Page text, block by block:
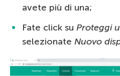
avete più di una;
Fate click su Proteggi
selezionate Nuovo